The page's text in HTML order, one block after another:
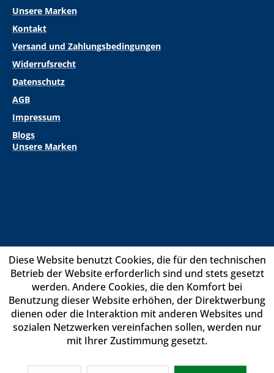
Unsere Marken
Kontakt
Versand und Zahlungsbedingungen
Widerrufsrecht
Datenschutz
AGB
Impressum
Blogs
Unsere Marken
Diese Website benutzt Cookies, die für den technischen
Betrieb der Website erforderlich sind und stets gesetzt
werden. Andere Cookies, die den Komfort bei
Benutzung dieser Website erhöhen, der Direktwerbung
dienen oder die Interaktion mit anderen Websites und
sozialen Netzwerken vereinfachen sollen, werden nur
mit Ihrer Zustimmung gesetzt.